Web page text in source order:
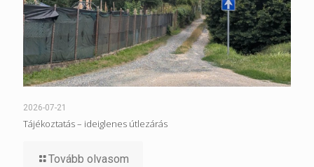
2026-07-21
Tájékoztatás – ideiglenes útlezárás
Tovább olvasom